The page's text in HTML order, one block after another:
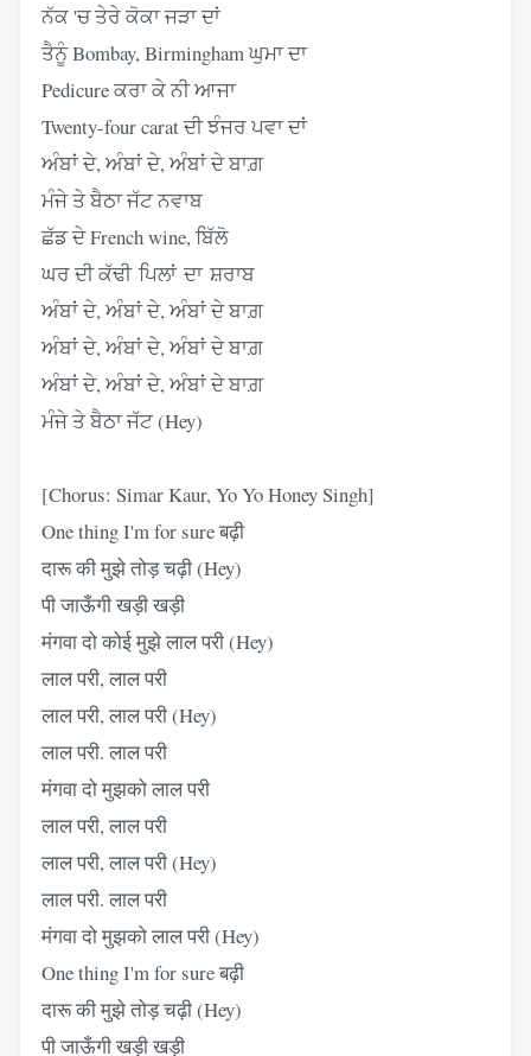
ਨੱਕ 'ਚ ਤੇਰੇ ਕੋਕਾ ਜੜਾ ਦਾਂ
ਤੈਨੂੰ Bombay, Birmingham ਘੁਮਾ ਦਾ
Pedicure ਕਰਾ ਕੇ ਨੀ ਆਜਾ
Twenty-four carat ਦੀ ਝੰਜਰ ਪਵਾ ਦਾਂ
ਅੰਬਾਂ ਦੇ, ਅੰਬਾਂ ਦੇ, ਅੰਬਾਂ ਦੇ ਬਾਗ਼
ਮੰਜੇ ਤੇ ਬੈਠਾ ਜੱਟ ਨਵਾਬ
ਛੱਡ ਦੇ French wine, ਬਿੱਲੋ
ਘਰ ਦੀ ਕੱਢੀ ਪਿਲਾਂ ਦਾ ਸ਼ਰਾਬ
ਅੰਬਾਂ ਦੇ, ਅੰਬਾਂ ਦੇ, ਅੰਬਾਂ ਦੇ ਬਾਗ਼
ਅੰਬਾਂ ਦੇ, ਅੰਬਾਂ ਦੇ, ਅੰਬਾਂ ਦੇ ਬਾਗ਼
ਅੰਬਾਂ ਦੇ, ਅੰਬਾਂ ਦੇ, ਅੰਬਾਂ ਦੇ ਬਾਗ਼
ਮੰਜੇ ਤੇ ਬੈਠਾ ਜੱਟ (Hey)
[Chorus: Simar Kaur, Yo Yo Honey Singh]
One thing I'm for sure बढ़ी
दारू की मुझे तोड़ चढ़ी (Hey)
पी जाऊँगी खड़ी खड़ी
मंगवा दो कोई मुझे लाल परी (Hey)
लाल परी, लाल परी
लाल परी, लाल परी (Hey)
लाल परी. लाल परी
मंगवा दो मुझको लाल परी
लाल परी, लाल परी
लाल परी, लाल परी (Hey)
लाल परी. लाल परी
मंगवा दो मुझको लाल परी (Hey)
One thing I'm for sure बढ़ी
दारू की मुझे तोड़ चढ़ी (Hey)
पी जाऊँगी खड़ी खड़ी